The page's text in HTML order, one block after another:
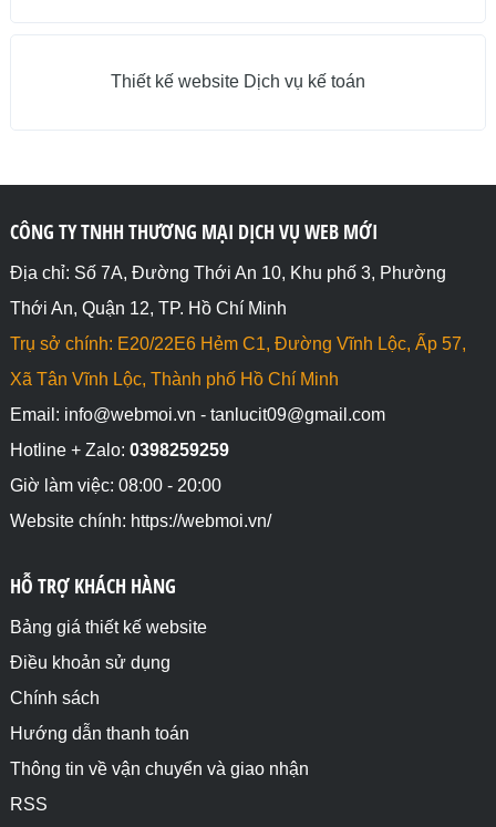
Thiết kế website Dịch vụ kế toán
CÔNG TY TNHH THƯƠNG MẠI DỊCH VỤ WEB MỚI
Địa chỉ: Số 7A, Đường Thới An 10, Khu phố 3, Phường
Thới An, Quận 12, TP. Hồ Chí Minh
Trụ sở chính: E20/22E6 Hẻm C1, Đường Vĩnh Lộc, Ấp 57,
Xã Tân Vĩnh Lộc, Thành phố Hồ Chí Minh
Email: info@webmoi.vn - tanlucit09@gmail.com
Hotline + Zalo: 0398259259
Giờ làm việc: 08:00 - 20:00
Website chính: https://webmoi.vn/
HỖ TRỢ KHÁCH HÀNG
Bảng giá thiết kế website
Điều khoản sử dụng
Chính sách
Hướng dẫn thanh toán
Thông tin về vận chuyển và giao nhận
RSS